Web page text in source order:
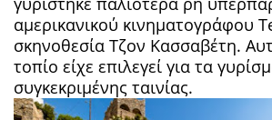
αμερικανικού κινηματογράφου
σκηνοθεσία Τζον Κασσαβέτη.
τοπίο είχε επιλεγεί για τα
συγκεκριμένης ταινίας.